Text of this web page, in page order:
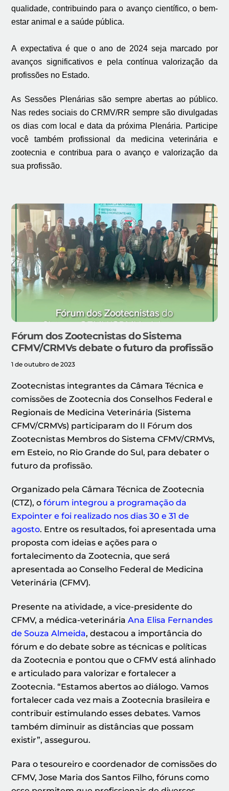
qualidade, contribuindo para o avanço científico, o bem-
estar animal e a saúde pública.
A expectativa é que o ano de 2024 seja marcado por
avanços significativos e pela contínua valorização da
profissões no Estado.
As Sessões Plenárias são sempre abertas ao público.
Nas redes sociais do CRMV/RR sempre são divulgadas
os dias com local e data da próxima Plenária. Participe
você também profissional da medicina veterinária e
zootecnia e contribua para o avanço e valorização da
sua profissão.
Fórum dos Zootecnistas do Sistema
CFMV/CRMVs debate o futuro da profissão
1 de outubro de 2023
Zootecnistas integrantes da Câmara Técnica e
comissões de Zootecnia dos Conselhos Federal e
Regionais de Medicina Veterinária (Sistema
CFMV/CRMVs) participaram do II Fórum dos
Zootecnistas Membros do Sistema CFMV/CRMVs,
em Esteio, no Rio Grande do Sul, para debater o
futuro da profissão.
Organizado pela Câmara Técnica de Zootecnia
(CTZ), ofórum integrou a programação da
Expointer e foi realizado nos dias 30 e 31 de
agosto. Entre os resultados, foi apresentada uma
proposta com ideias e ações para o
fortalecimento da Zootecnia, que será
apresentada ao Conselho Federal de Medicina
Veterinária (CFMV).
Presente na atividade, a vice-presidente do
CFMV, a médica-veterináriaAna Elisa Fernandes
de Souza Almeida, destacou a importância do
fórum e do debate sobre as técnicas e políticas
da Zootecnia e pontou que o CFMV está alinhado
e articulado para valorizar e fortalecer a
Zootecnia. “Estamos abertos ao diálogo. Vamos
fortalecer cada vez mais a Zootecnia brasileira e
contribuir estimulando esses debates. Vamos
também diminuir as distâncias que possam
existir”, assegurou.
Para o tesoureiro e coordenador de comissões do
CFMV, Jose Maria dos Santos Filho, fóruns como